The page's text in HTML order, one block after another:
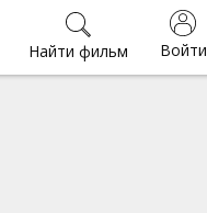
Войти
Найти фильм